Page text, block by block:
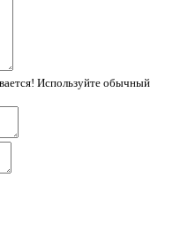
Используйте обычный